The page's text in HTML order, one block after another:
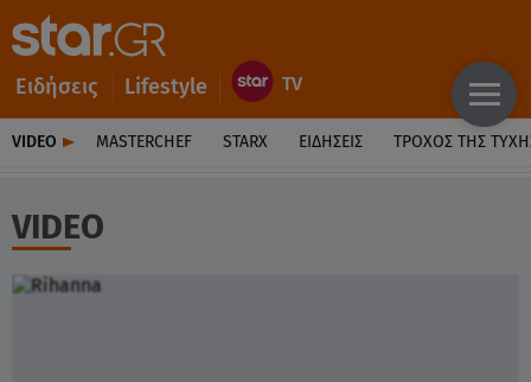
Ειδήσεις Lifestyle
VIDEO MASTERCHEF STARX ΕΙΔΉΣΕΙΣ ΤΡΟΧΌΣ ΤΗΣ
VIDEO